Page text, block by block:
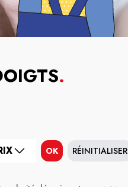
.
OK RÉINITIALISER